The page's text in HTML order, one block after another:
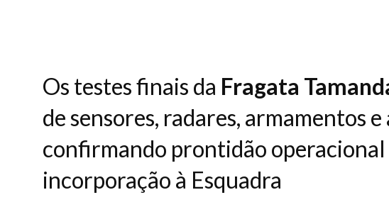
Os testes finais da Fragata
de sensores, radares, armamentos
confirmando prontidão operacional
incorporação à Esquadra